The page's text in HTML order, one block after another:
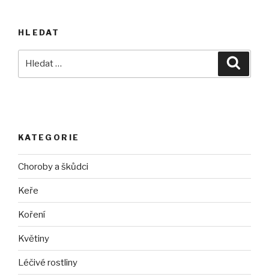
HLEDAT
KATEGORIE
Choroby a škůdci
Keře
Koření
Květiny
Léčivé rostliny